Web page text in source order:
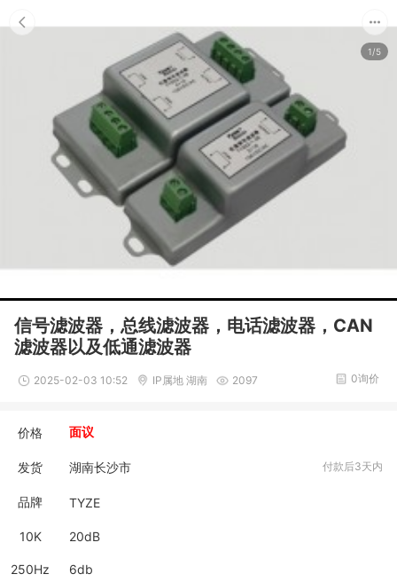
1/5
信号滤波器，总线滤波器，电话滤波器，CAN
滤波器以及低通滤波器
2025-02-03 10:52 IP属地 湖南 2097 0询价
价格 面议
发货 湖南长沙市 付款后3天内
品牌 TYZE
10K 20dB
250Hz 6db